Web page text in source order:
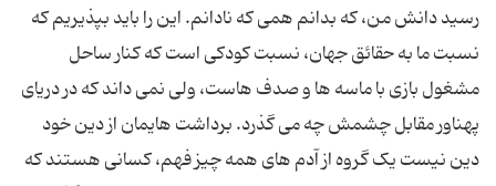
رسید دانش من، که بدانم همی که نادانم. این را باید بپذیریم که
نسبت ما به حقائق جهان، نسبت کودکی است که کنار ساحل
مشغول بازی با ماسه ها و صدف هاست، ولی نمی داند که در دریای
پهناور مقابل چشمش چه می گذرد. برداشت هایمان از دین خود
دین نیست یک گروه از آدم های همه چیز فهم، کسانی هستند که